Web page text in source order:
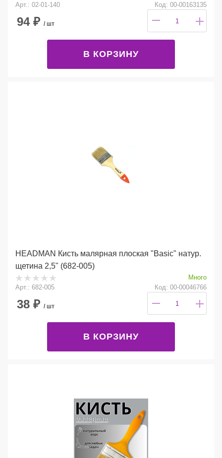
Арт.: 02-01-140
Код: 00-00163135
94₽ / шт
В КОРЗИНУ
HEADMAN Кисть малярная плоская "Basic" натур.
щетина 2,5" (682-005)
Много
Арт.: 682-005
Код: 00-00046766
38 ₽ / шт
В КОРЗИНУ